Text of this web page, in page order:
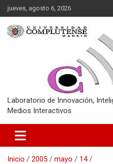
Saltar
al
contenido
jueves, agosto 6, 2026
Laboratorio de Innovación,
Medios Interactivos
Inicio 2005 mayo
14